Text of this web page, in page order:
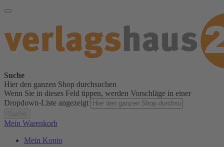
Suche
Hier den ganzen Shop durchsuchen
Wenn Sie in dieses Feld tippen, werden Vorschläge in einer
Dropdown-Liste angezeigt
Mein Warenkorb
Mein Konto